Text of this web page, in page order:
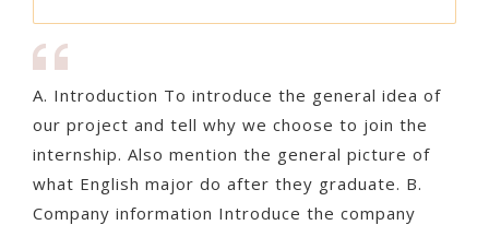
A. Introduction To introduce the general idea of
our project and tell why we choose to join the
internship. Also mention the general picture of
what English major do after they graduate. B.
Company information Introduce the company